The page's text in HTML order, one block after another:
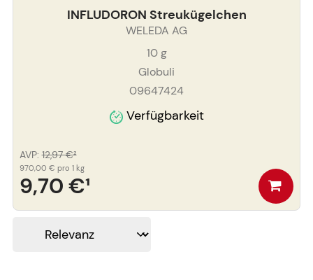
INFLUDORON Streukügelchen
WELEDA AG
10g
Globuli
09647424
Verfügbarkeit
9,70 €¹
AVP: 12,97 €²
970,00 € pro 1 kg